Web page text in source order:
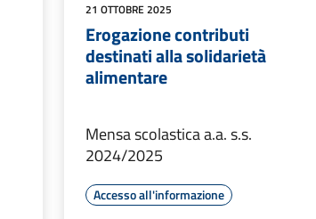
21 OTTOBRE 2025
Erogazione contributi
destinati alla solidarietà
alimentare
Mensa scolastica a.a. s.s.
2024/2025
Accesso all'informazione